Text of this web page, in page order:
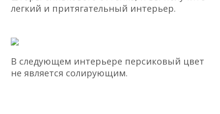
легкий и притягательный интерьер.
В следующем интерьере персиковый цвет
не является солирующим.